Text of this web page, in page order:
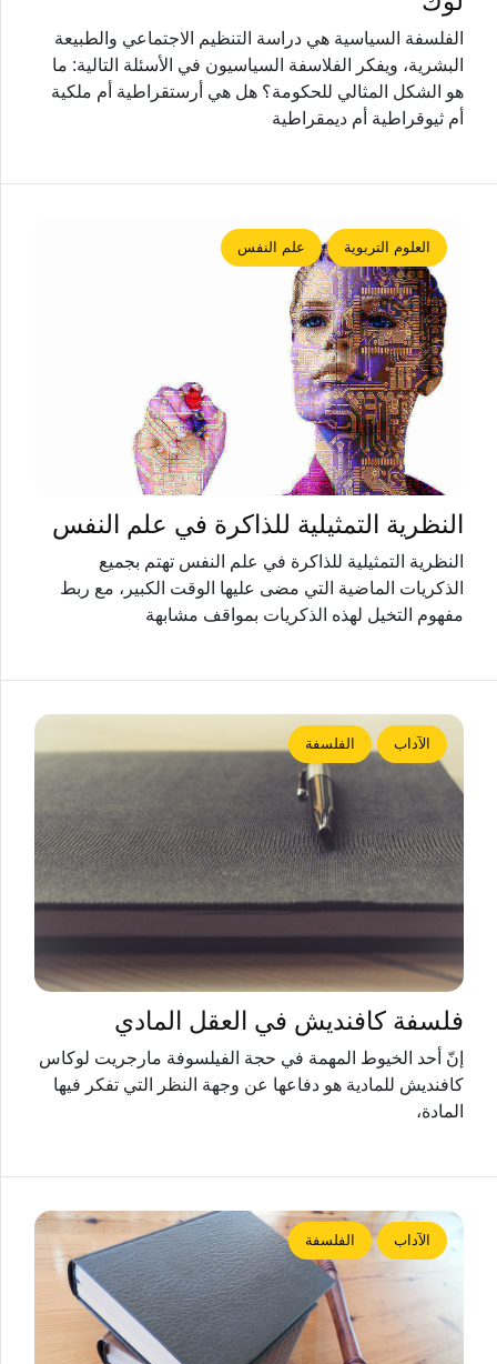
الفلسفة السياسية هي دراسة التنظيم الاجتماعي والطبيعة
البشرية، ويفكر الفلاسفة السياسيون في الأسئلة التالية: ما
هو الشكل المثالي للحكومة؟ هل هي أرستقراطية أم ملكية
أم ثيوقراطية أم ديمقراطية
العلوم التربوية علم النفس
النظرية التمثيلية للذاكرة في علم النفس
النظرية التمثيلية للذاكرة في علم النفس تهتم بجميع
الذكريات الماضية التي مضى عليها الوقت الكبير، مع ربط
مفهوم التخيل لهذه الذكريات بمواقف مشابهة
الآداب الفلسفة
فلسفة كافنديش في العقل المادي
إنّ أحد الخيوط المهمة في حجة الفيلسوفة مارجريت لوكاس
كافنديش للمادية هو دفاعها عن وجهة النظر التي تفكر فيها
المادة،
الآداب الفلسفة